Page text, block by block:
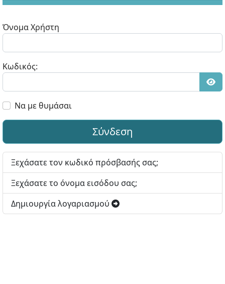
Όνομα Χρήστη
Κωδικός:
Να με θυμάσαι
Σύνδεση
Ξεχάσατε τον κωδικό πρόσβασής σας;
Ξεχάσατε το όνομα εισόδου σας;
Δημιουργία λογαριασμού